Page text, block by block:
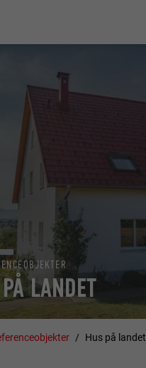
LANDET
Hus på landet